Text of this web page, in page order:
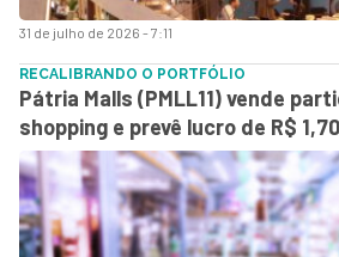
31 de julho de 2026 - 7:11
RECALIBRANDO O PORTFÓLIO
Pátria Malls (PMLL11) vende
shopping e prevê lucro de R$